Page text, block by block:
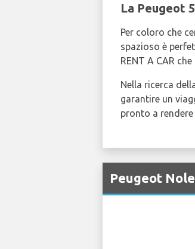
La Peugeot
Per coloro che
spazioso è
RENT A CAR
Nella ricerca
garantire un
pronto a
Peugeot